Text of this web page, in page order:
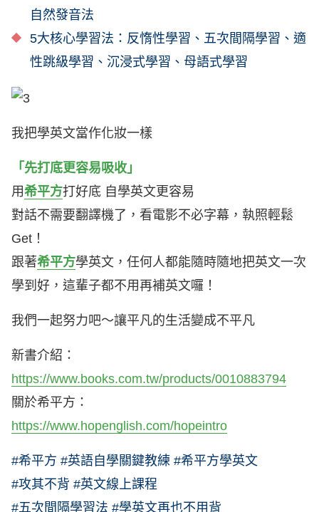
自然發音法
5大核心學習法：反惰性學習、五次間隔學習、適
性跳級學習、沉浸式學習、母語式學習
我把學英文當作化妝一樣
「先打底更容易吸收」
用希平方打好底 自學英文更容易
對話不需要翻譯機了，看電影不必字幕，執照輕鬆
Get！
跟著希平方學英文，任何人都能隨時隨地把英文一次
學到好，這輩子都不用再補英文囉！
我們一起努力吧～讓平凡的生活變成不平凡
新書介紹：
https://www.books.com.tw/products/0010883794
關於希平方：
https://www.hopenglish.com/hopeintro
#希平方 #英語自學關鍵教練 #希平方學英文
#攻其不背 #英文線上課程
#五次間隔學習法 #學英文再也不用背